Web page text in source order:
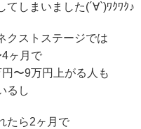
てしまいました(´∀`)ﾜｸﾜｸ♪
クストステージでは
ヶ月で
〜9万円上がる人も
るし
たら2ヶ月で